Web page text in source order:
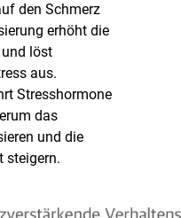
den Schmerz
erhöht die
löst
aus.
Stresshormone
das
und die
steigern.